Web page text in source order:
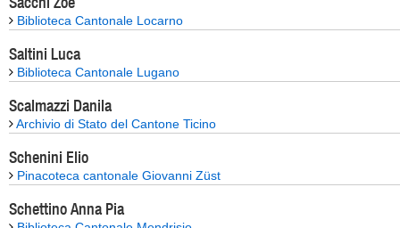
Biblioteca Cantonale Locarno
Saltini Luca
Biblioteca Cantonale Lugano
Scalmazzi Danila
Archivio di Stato del Cantone Ticino
Schenini Elio
Pinacoteca cantonale Giovanni Züst
Schettino Anna Pia